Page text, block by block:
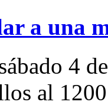
a una
4
al